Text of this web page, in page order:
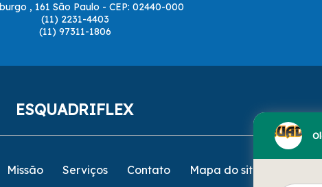
, 161 São Paulo - CEP: 02440-000
(11) 2231-4403
(11) 97311-1806
ESQUADRIFLEX
Missão Serviços Contato Mapa do site